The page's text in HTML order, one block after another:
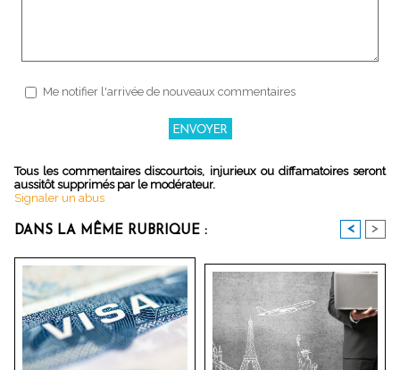
Me notifier l'arrivée de nouveaux commentaires
Tous les commentaires discourtois, injurieux ou diffamatoires seront
aussitôt supprimés par le modérateur.
Signaler un abus
DANS LA MÊME RUBRIQUE : < >